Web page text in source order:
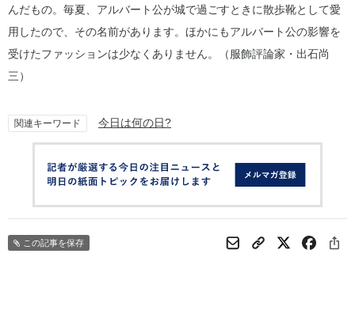
んだもの。毎夏、アルバート公が城で過ごすときに散歩靴として愛
用したので、その名前があります。ほかにもアルバート公の影響を
受けたファッションは少なくありません。（服飾評論家・出石尚
三）
関連キーワード 今日は何の日?
この記事を保存